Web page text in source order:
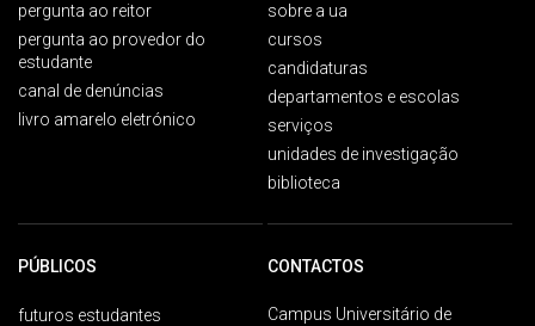
pergunta ao reitor
pergunta ao provedor do
estudante
canal de denúncias
livro amarelo eletrónico
sobre a ua
cursos
candidaturas
departamentos e escolas
serviços
unidades de investigação
biblioteca
PÚBLICOS
futuros estudantes
CONTACTOS
Campus Universitário de